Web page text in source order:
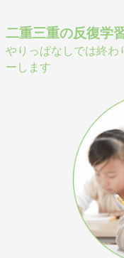
二重三重の反復学
やりっぱなしでは終わ
ーします